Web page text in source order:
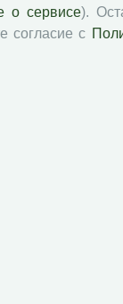
о сервисе).
согласие с